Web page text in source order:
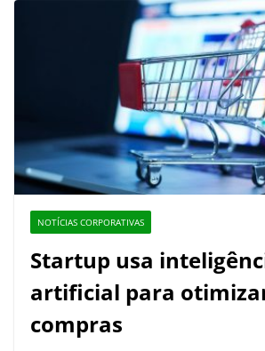
NOTÍCIAS CORPORATIVAS
Startup usa
artificial para
compras